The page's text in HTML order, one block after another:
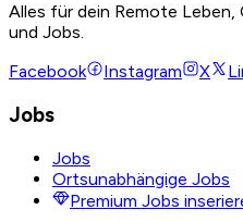
Alles für dein Remote Leben,
und Jobs.
Facebook
Instagram X
Jobs
Jobs
Ortsunabhängige Jobs
Premium Jobs